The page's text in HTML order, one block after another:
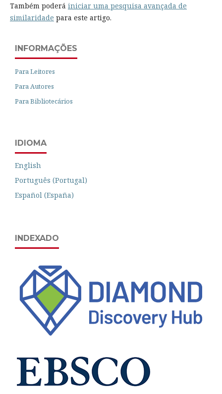
Também poderá iniciar uma pesquisa avançada de
similaridade para este artigo.
INFORMAÇÕES
Para Leitores
Para Autores
Para Bibliotecários
IDIOMA
English
Português (Portugal)
Español (España)
INDEXADO